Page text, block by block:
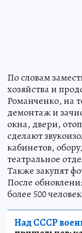
По словам
хозяйства и
Романченко, на
демонтаж и
окна, двери,
сделают
кабинетов,
театральное
Также закупят
После
более 500